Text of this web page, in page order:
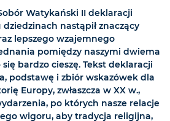
Watykański II deklaracji
nastąpił znaczący
lepszego wzajemnego
pomiędzy naszymi dwiema
bardzo cieszę. Tekst deklaracji
podstawę i zbiór wskazówek dla
Europy, zwłaszcza w XX w.,
po których nasze relacje
wigoru, aby tradycja religijna,